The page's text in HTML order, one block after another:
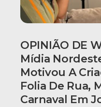
OPINIÃO DE
Mídia
Motivou A
Folia De Rua,
Carnaval Em